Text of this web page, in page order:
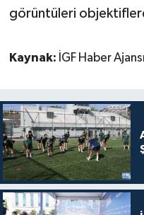
görüntüleri objektiflere
Kaynak: İGF Haber Ajansı